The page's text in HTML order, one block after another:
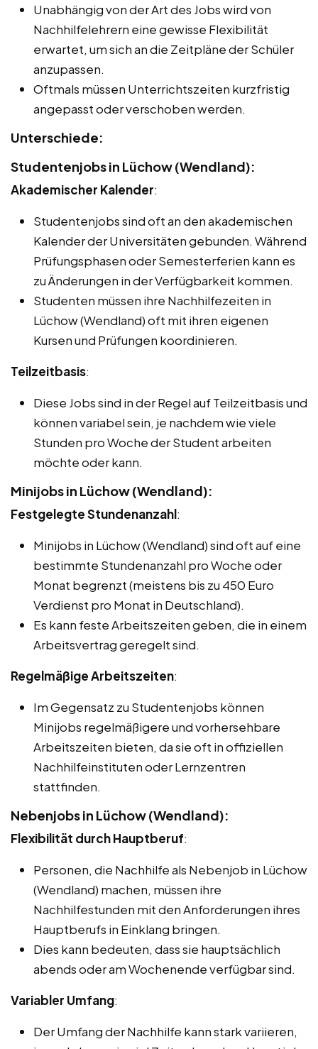
Unabhängig von der Art des Jobs wird von
Nachhilfelehrern eine gewisse Flexibilität
erwartet, um sich an die Zeitpläne der Schüler
anzupassen.
Oftmals müssen Unterrichtszeiten kurzfristig
angepasst oder verschoben werden.
Unterschiede:
Studentenjobs in Lüchow (Wendland):
Akademischer Kalender:
Studentenjobs sind oft an den akademischen
Kalender der Universitäten gebunden. Während
Prüfungsphasen oder Semesterferien kann es
zu Änderungen in der Verfügbarkeit kommen.
Studenten müssen ihre Nachhilfezeiten in
Lüchow (Wendland) oft mit ihren eigenen
Kursen und Prüfungen koordinieren.
Teilzeitbasis:
Diese Jobs sind in der Regel auf Teilzeitbasis und
können variabel sein, je nachdem wie viele
Stunden pro Woche der Student arbeiten
möchte oder kann.
Minijobs in Lüchow (Wendland):
Festgelegte Stundenanzahl:
Minijobs in Lüchow (Wendland) sind oft auf eine
bestimmte Stundenanzahl pro Woche oder
Monat begrenzt (meistens bis zu 450 Euro
Verdienst pro Monat in Deutschland).
Es kann feste Arbeitszeiten geben, die in einem
Arbeitsvertrag geregelt sind.
Regelmäßige Arbeitszeiten:
Im Gegensatz zu Studentenjobs können
Minijobs regelmäßigere und vorhersehbare
Arbeitszeiten bieten, da sie oft in offiziellen
Nachhilfeinstituten oder Lernzentren
stattfinden.
Nebenjobs in Lüchow (Wendland):
Flexibilität durch Hauptberuf:
Personen, die Nachhilfe als Nebenjob in Lüchow
(Wendland) machen, müssen ihre
Nachhilfestunden mit den Anforderungen ihres
Hauptberufs in Einklang bringen.
Dies kann bedeuten, dass sie hauptsächlich
abends oder am Wochenende verfügbar sind.
Variabler Umfang:
Der Umfang der Nachhilfe kann stark variieren,